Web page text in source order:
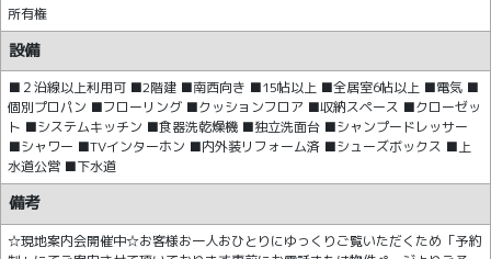
所有権
設備
■２沿線以上利用可 ■2階建 ■南西向き ■15帖以上 ■全居室6帖以上 ■電気 ■
個別プロパン ■フローリング ■クッションフロア ■収納スペース ■クローゼッ
ト ■システムキッチン ■食器洗乾燥機 ■独立洗面台 ■シャンプードレッサー
■シャワー ■TVインターホン ■内外装リフォーム済 ■シューズボックス ■上
水道公営 ■下水道
備考
☆現地案内会開催中☆お客様お一人おひとりにゆっくりご覧いただくため「予約